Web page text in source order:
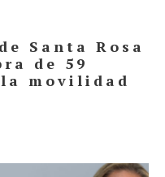
Santa Rosa
de 59
movilidad